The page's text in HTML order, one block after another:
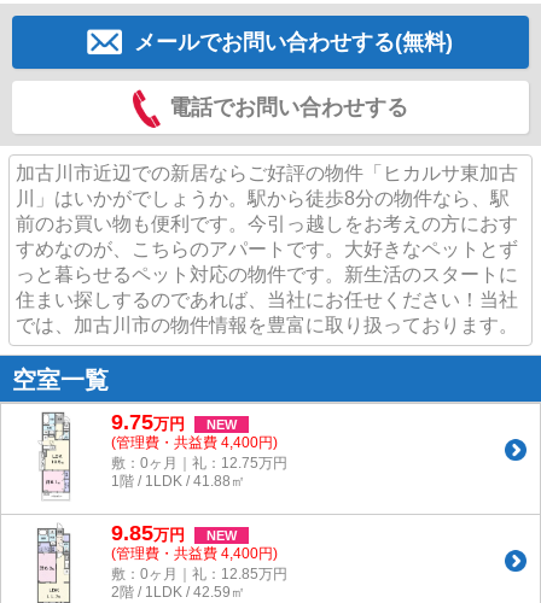
メールでお問い合わせする(無料)
電話でお問い合わせする
加古川市近辺での新居ならご好評の物件「ヒカルサ東加古
川」はいかがでしょうか。駅から徒歩8分の物件なら、駅
前のお買い物も便利です。今引っ越しをお考えの方におす
すめなのが、こちらのアパートです。大好きなペットとず
っと暮らせるペット対応の物件です。新生活のスタートに
住まい探しするのであれば、当社にお任せください！当社
では、加古川市の物件情報を豊富に取り扱っております。
空室一覧
9.75万円 NEW
(管理費・共益費 4,400円)
敷：0ヶ月｜礼：12.75万円
1階 / 1LDK / 41.88㎡
9.85万円 NEW
(管理費・共益費 4,400円)
敷：0ヶ月｜礼：12.85万円
2階 / 1LDK / 42.59㎡